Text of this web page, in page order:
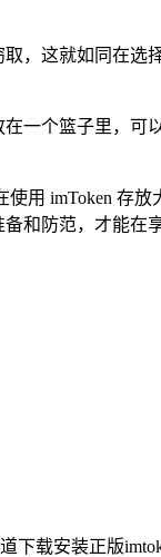
，这就如同在
一个篮子里，
用 imToken 存
和防范，才能在
载安装正版